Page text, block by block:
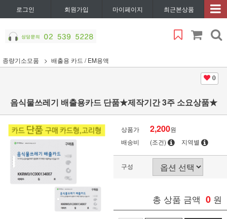
로그인 회원가입 마이페이지 최근본상품
종량기소모품 배출용 카드 / EM용액
0
음식물쓰레기 배출용카드 단품★제작기간 3주 소요상품★
상품가 2,200원
배송비
(조건) 지역별
구성
총 상품 금액 0 원